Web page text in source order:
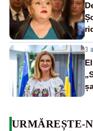
3
URMĂREȘTE-